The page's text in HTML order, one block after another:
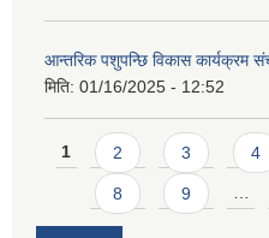
आन्तरिक पशुपन्छि विकास कार्यक्रम
मिति: 01/16/2025 - 12:52
Pages
1 2 3 4
8 9 …